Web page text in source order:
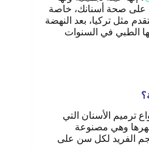
على صحة أسنانك، خاصة
مثل تركيا، بعد النهضة
الطبي في السنوات
ترميم الأسنان التي
وهي مصنوعة
الفريد لكل سن على